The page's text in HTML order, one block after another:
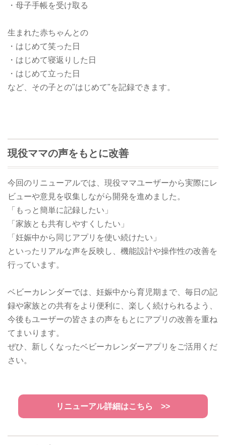
・母子手帳を受け取る
生まれた赤ちゃんとの
・はじめて笑った日
・はじめて寝返りした日
・はじめて立った日
など、その子との"はじめて"を記録できます。
現役ママの声をもとに改善
今回のリニューアルでは、現役ママユーザーから実際にレ
ビューや意見を収集しながら開発を進めました。
「もっと簡単に記録したい」
「家族とも共有しやすくしたい」
「妊娠中から同じアプリを使い続けたい」
といったリアルな声を反映し、機能設計や操作性の改善を
行っています。
ベビーカレンダーでは、妊娠中から育児期まで、毎日の記
録や家族との共有をより便利に、楽しく続けられるよう、
今後もユーザーの皆さまの声をもとにアプリの改善を重ね
てまいります。
ぜひ、新しくなったベビーカレンダーアプリをご活用くだ
さい。
リニューアル詳細はこちら >>